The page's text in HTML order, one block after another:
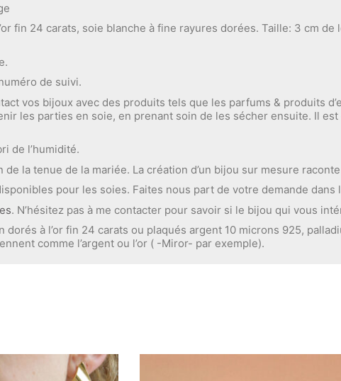
fin 24 carats, soie blanche à fine rayures dorées. Taille: 3 cm
de suivi.
vos bijoux avec des produits tels que les parfums & produits
les parties en soie, en prenant soin de les sécher ensuite. Il
de l’humidité.
la tenue de la mariée. La création d’un bijou sur mesure
pour les soies. Faites nous part de votre demande dans
. N’hésitez pas à me contacter pour savoir si le bijou qui vous
à l’or fin 24 carats ou plaqués argent 10 microns 925,
comme l’argent ou l’or ( -Miror- par exemple).